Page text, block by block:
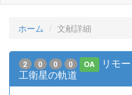
ホーム 文献詳細
2 0 0 0 OA
リモ
工衛星の軌道